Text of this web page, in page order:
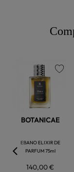
BOTANICAE
EBANO ELIXIR DE
PARFUM 75ml
140,00 €